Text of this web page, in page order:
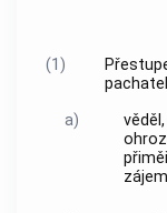
(1)
pachatel
a)